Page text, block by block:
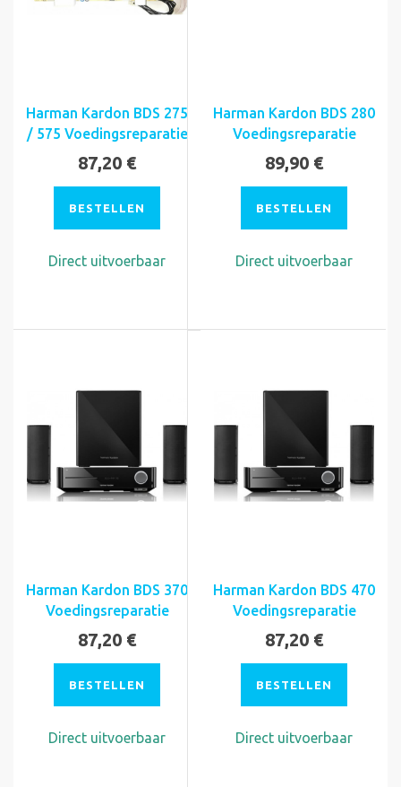
Harman Kardon BDS 275
/ 575 Voedingsreparatie
87,20 €
BESTELLEN
Direct uitvoerbaar
Harman Kardon BDS 280
Voedingsreparatie
89,90 €
BESTELLEN
Direct uitvoerbaar
Harman Kardon BDS 370
Voedingsreparatie
87,20 €
BESTELLEN
Direct uitvoerbaar
Harman Kardon BDS 470
Voedingsreparatie
87,20 €
BESTELLEN
Direct uitvoerbaar